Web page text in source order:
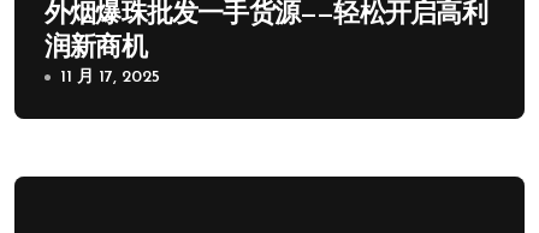
外烟爆珠批发一手货源——轻松开启高利
润新商机
11 月 17, 2025